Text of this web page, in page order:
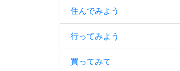
住んでみよう
行ってみよう
買ってみて